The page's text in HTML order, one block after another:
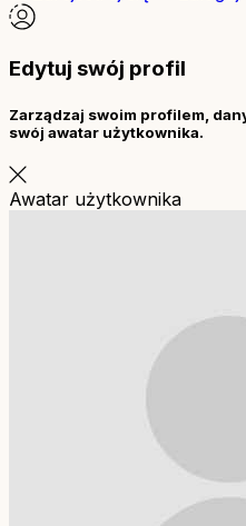
Edytuj swój profil
Zarządzaj swoim profilem,
swój awatar użytkownika.
Awatar użytkownika